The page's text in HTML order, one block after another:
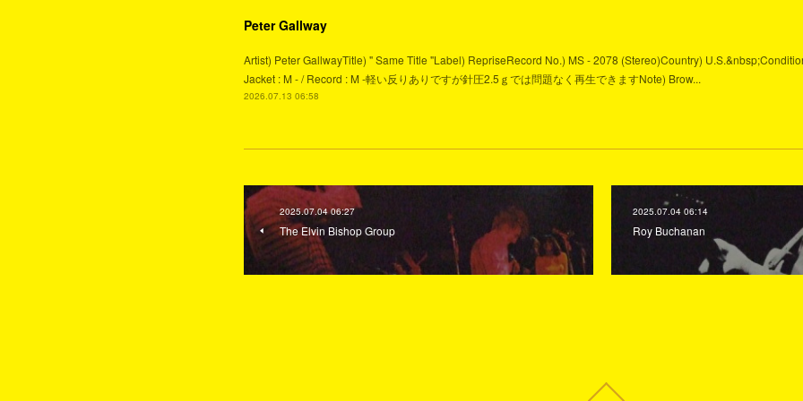
Peter Gallway
Artist) Peter GallwayTitle) " Same Title "Label) RepriseRecord No.) MS - 2078 (Stereo)Country)
Jacket : M - / Record : M -軽い反りありですが針圧2.5ｇでは問題なく再生できますNote) Brow...
2026.07.13 06:58
2025.07.04 06:27
The Elvin Bishop Group
2025.07.04 06:14
Roy Buchanan